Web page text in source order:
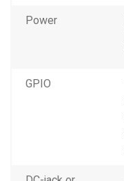
Power
GPIO